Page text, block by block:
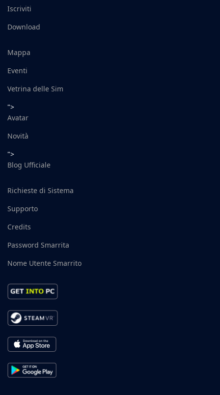
Iscriviti
Download
Mappa
Eventi
Vetrina delle Sim
">
Avatar
Novità
">
Blog Ufficiale
Richieste di Sistema
Supporto
Credits
Password Smarrita
Nome Utente Smarrito